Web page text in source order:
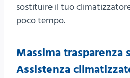
sostituire il tuo
poco tempo.
Massima trasparenza
Assistenza